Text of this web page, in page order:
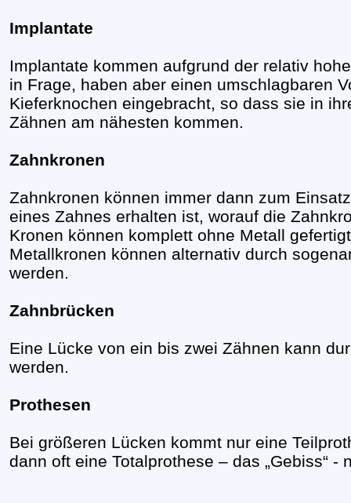
Implantate
Implantate kommen aufgrund der relativ
in Frage, haben aber einen umschlagbaren
Kieferknochen eingebracht, so dass sie in
Zähnen am nähesten kommen.
Zahnkronen
Zahnkronen können immer dann zum
eines Zahnes erhalten ist, worauf die
Kronen können komplett ohne Metall
Metallkronen können alternativ durch
werden.
Zahnbrücken
Eine Lücke von ein bis zwei Zähnen kann
werden.
Prothesen
Bei größeren Lücken kommt nur eine
dann oft eine Totalprothese – das „Gebiss“ -